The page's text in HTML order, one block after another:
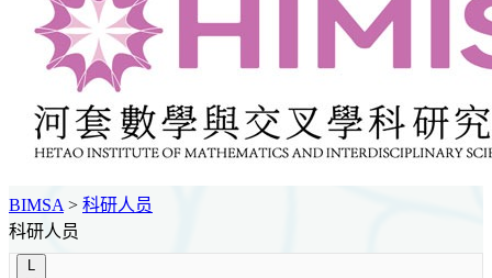
BIMSA > 科研人员
科研人员
L